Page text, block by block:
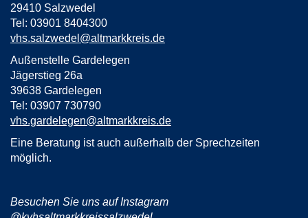
29410 Salzwedel
Tel: 03901 8404300
vhs.salzwedel@altmarkkreis.de
Außenstelle Gardelegen
Jägerstieg 26a
39638 Gardelegen
Tel: 03907 730790
vhs.gardelegen@altmarkkreis.de
Eine Beratung ist auch außerhalb der Sprechzeiten
möglich.
Besuchen Sie uns auf Instagram